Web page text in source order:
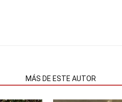
MÁS DE ESTE AUTOR